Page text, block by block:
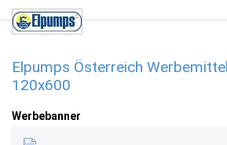
Elpumps Österreich
120x600
Werbebanner